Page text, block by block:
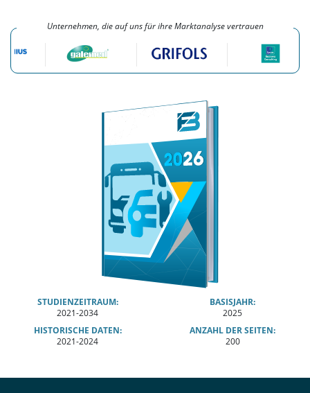
Unternehmen, die auf uns für ihre Marktanalyse vertrauen
STUDIENZEITRAUM:
2021-2034
BASISJAHR:
2025
HISTORISCHE DATEN:
2021-2024
ANZAHL DER SEITEN:
200